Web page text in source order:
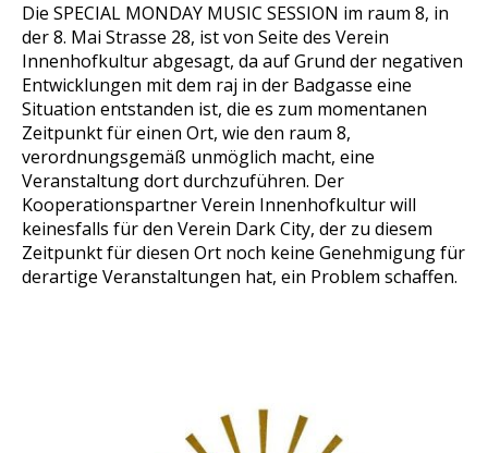
Die SPECIAL MONDAY MUSIC SESSION im raum 8, in
der 8. Mai Strasse 28, ist von Seite des Verein
Innenhofkultur abgesagt, da auf Grund der negativen
Entwicklungen mit dem raj in der Badgasse eine
Situation entstanden ist, die es zum momentanen
Zeitpunkt für einen Ort, wie den raum 8,
verordnungsgemäß unmöglich macht, eine
Veranstaltung dort durchzuführen. Der
Kooperationspartner Verein Innenhofkultur will
keinesfalls für den Verein Dark City, der zu diesem
Zeitpunkt für diesen Ort noch keine Genehmigung für
derartige Veranstaltungen hat, ein Problem schaffen.